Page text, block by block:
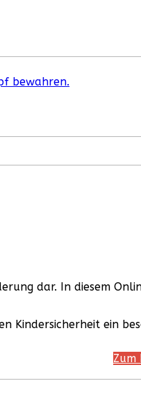
bewahren.
dar. In diesem
Kindersicherheit ein
Zum